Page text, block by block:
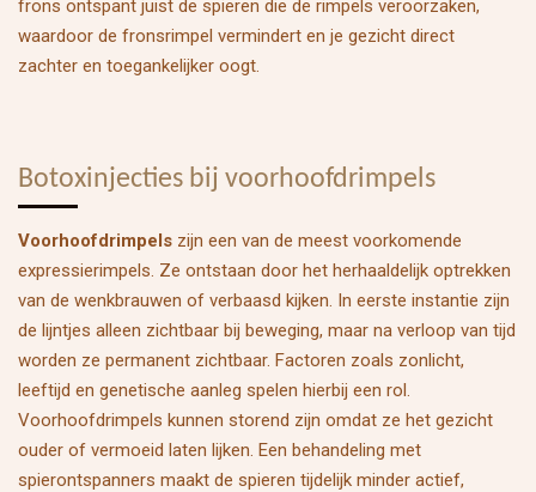
frons ontspant juist de spieren die de rimpels veroorzaken,
waardoor de fronsrimpel vermindert en je gezicht direct
zachter en toegankelijker oogt.
Botoxinjecties bij voorhoofdrimpels
Voorhoofdrimpels zijn een van de meest voorkomende
expressierimpels. Ze ontstaan door het herhaaldelijk optrekken
van de wenkbrauwen of verbaasd kijken. In eerste instantie zijn
de lijntjes alleen zichtbaar bij beweging, maar na verloop van tijd
worden ze permanent zichtbaar. Factoren zoals zonlicht,
leeftijd en genetische aanleg spelen hierbij een rol.
Voorhoofdrimpels kunnen storend zijn omdat ze het gezicht
ouder of vermoeid laten lijken. Een behandeling met
spierontspanners maakt de spieren tijdelijk minder actief,